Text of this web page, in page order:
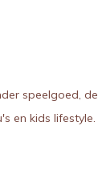
speelgoed, de
en kids lifestyle.